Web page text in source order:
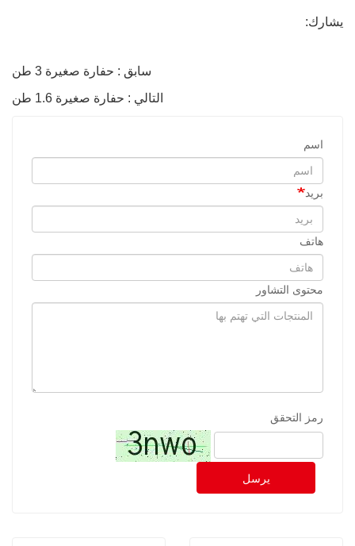
يشارك:
سابق : حفارة صغيرة 3 طن
التالي : حفارة صغيرة 1.6 طن
اسم
بريد
هاتف
محتوى التشاور
رمز التحقق
يرسل